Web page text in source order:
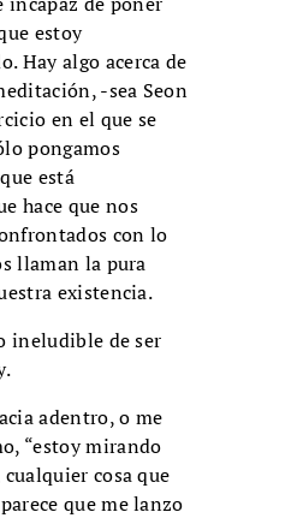
estoy
Hay algo acerca de
-sea Seon
en el que se
pongamos
está
hace que nos
con lo
llaman la pura
existencia.
ineludible de ser
adentro, o me
“estoy mirando
cosa que
que me lanzo